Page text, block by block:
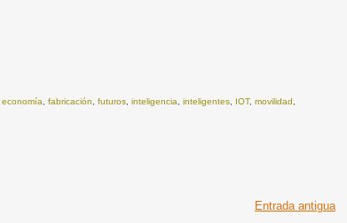
,economía ,fabricación ,futuros ,inteligencia ,inteligentes IOT,movilidad
Entrada antigua